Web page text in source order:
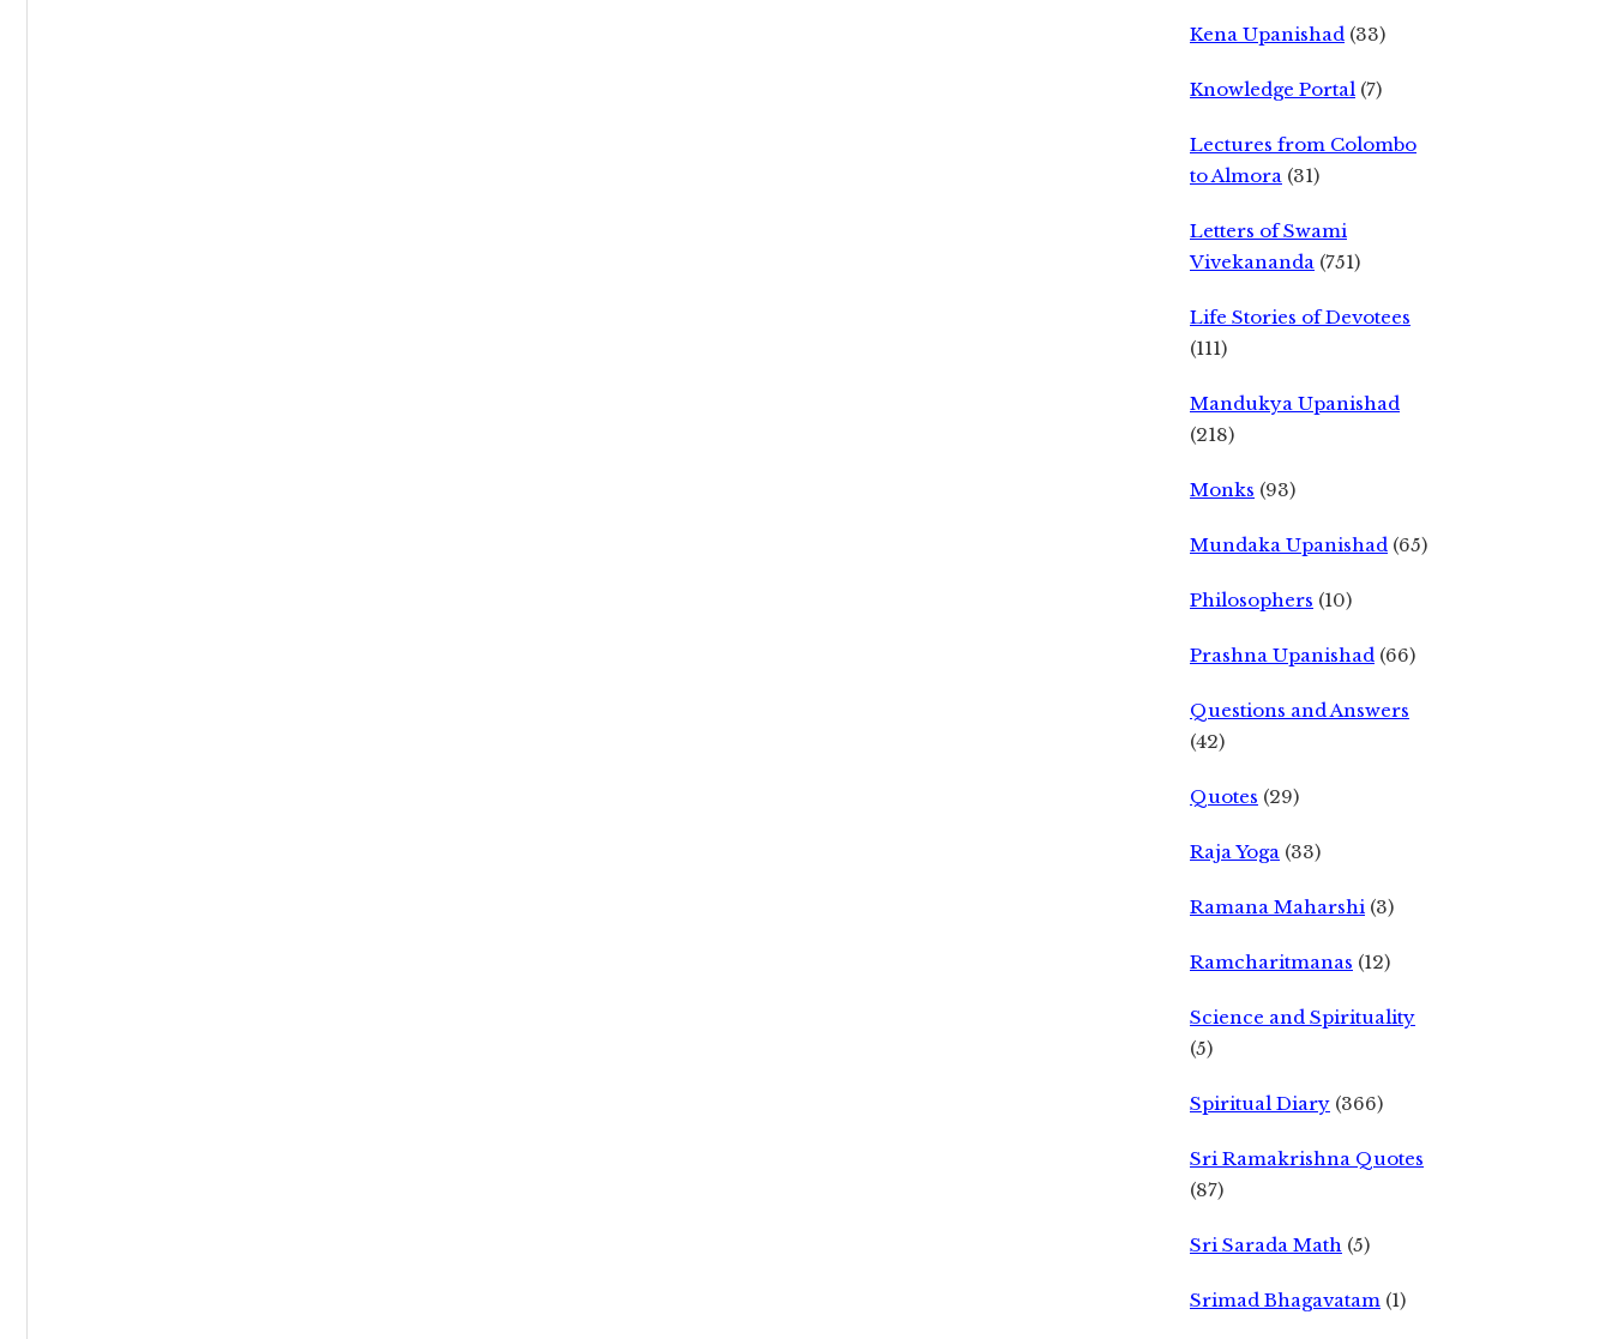
Kena Upanishad (33)
Knowledge Portal (7)
Lectures from Colombo
to Almora (31)
Letters of Swami
Vivekananda (751)
Life Stories of Devotees
(111)
Mandukya Upanishad
(218)
Monks (93)
Mundaka Upanishad (65)
Philosophers (10)
Prashna Upanishad (66)
Questions and Answers
(42)
Quotes (29)
Raja Yoga (33)
Ramana Maharshi (3)
Ramcharitmanas (12)
Science and Spirituality
(5)
Spiritual Diary (366)
Sri Ramakrishna Quotes
(87)
Sri Sarada Math (5)
Srimad Bhagavatam (1)